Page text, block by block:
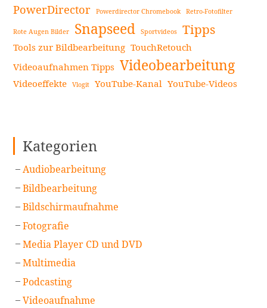
PowerDirector Powerdirector Chromebook Retro-Fotofilter
Rote Augen Bilder Snapseed Sportvideos Tipps
Tools zur Bildbearbeitung TouchRetouch
Videoaufnahmen Tipps Videobearbeitung
Videoeffekte Vlogit YouTube-Kanal YouTube-Videos
Kategorien
Audiobearbeitung
Bildbearbeitung
Bildschirmaufnahme
Fotografie
Media Player CD und DVD
Multimedia
Podcasting
Videoaufnahme